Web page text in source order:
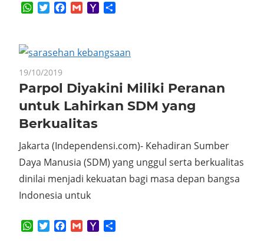
WhatsApp
TwitterFacebook
GmailYahoo
19/10/2019
Parpol Diyakini Miliki Peranan
untuk Lahirkan SDM yang
Berkualitas
Jakarta (Independensi.com)- Kehadiran Sumber
Daya Manusia (SDM) yang unggul serta berkualitas
dinilai menjadi kekuatan bagi masa depan bangsa
Indonesia untuk
WhatsApp
TwitterFacebook
GmailYahoo